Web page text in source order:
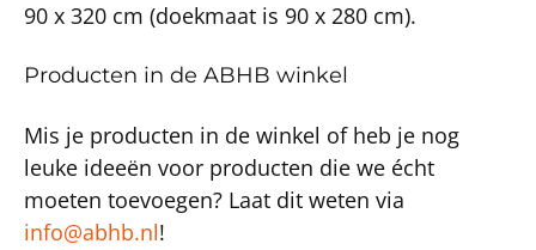
90 x 320 cm (doekmaat is 90 x 280 cm).
Producten in de ABHB winkel
Mis je producten in de winkel of heb je nog
leuke ideeën voor producten die we écht
moeten toevoegen? Laat dit weten via
info@abhb.nl!